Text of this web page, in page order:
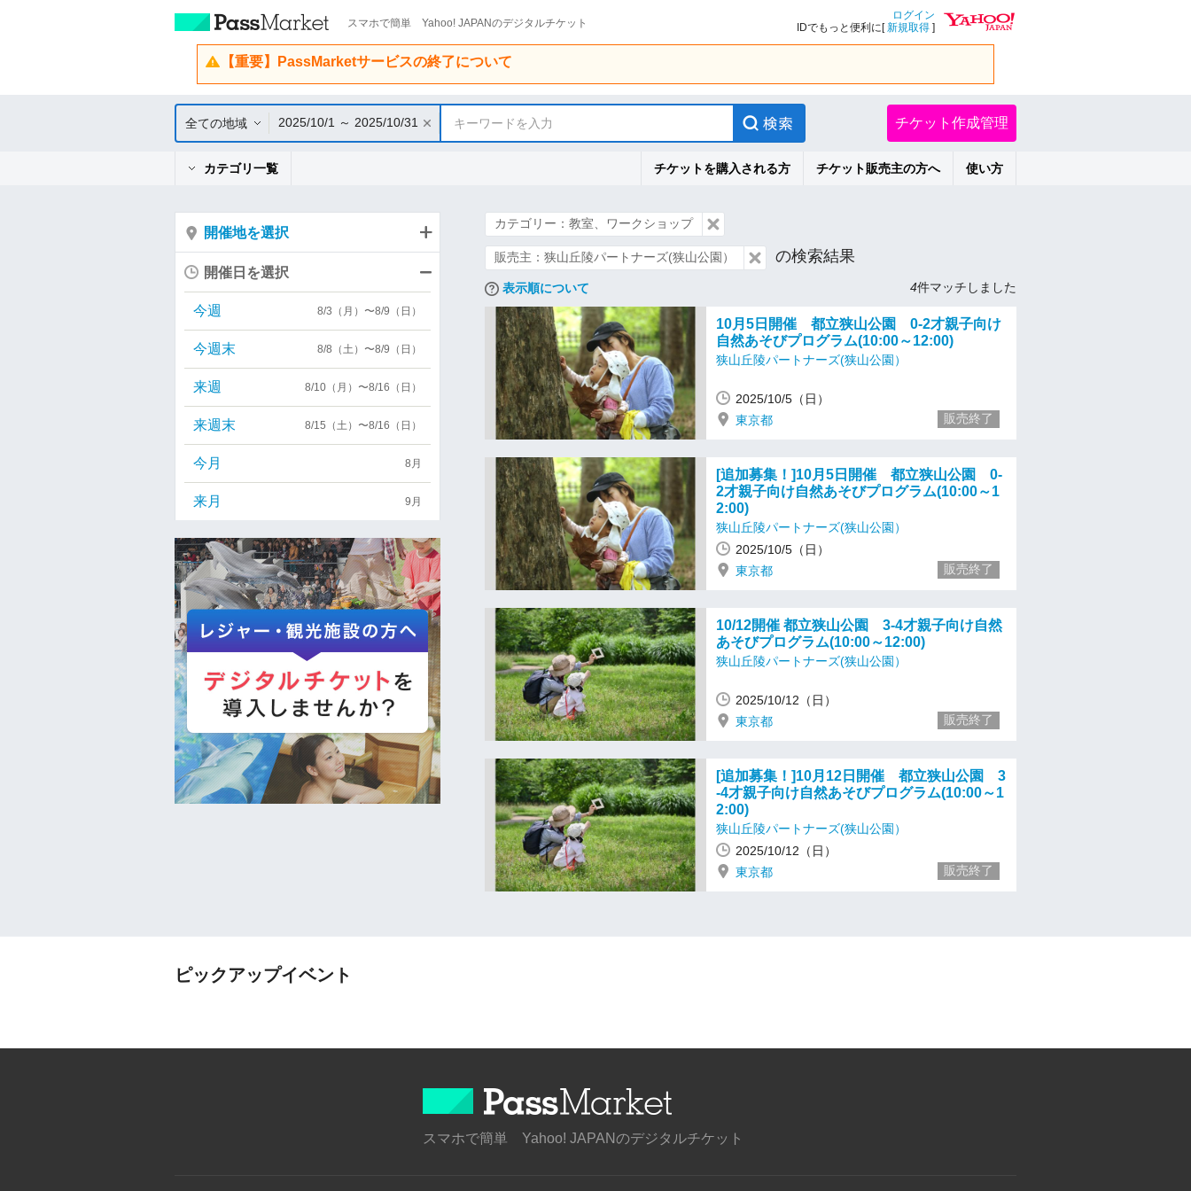
スマホで簡単 Yahoo! JAPANのデジタルチケット
ログイン
IDでもっと便利に[新規取得 ]
【重要】PassMarketサービスの終了について
全ての地域 2025/10/1 ～ 2025/10/31 キーワードを入力 チケット作成管理
カテゴリ一覧 チケットを購入される方 チケット販売主の方へ 使い方
カテゴリー：教室、ワークショップ
販売主：狭山丘陵パートナーズ(狭山公園） の検索結果
表示順について 4件マッチしました
10月5日開催 都立狭山公園 0-2才親子向け
自然あそびプログラム(10:00～12:00)
狭山丘陵パートナーズ(狭山公園）
2025/10/5（日）
東京都
販売終了
[追加募集！]10月5日開催 都立狭山公園 0-
2才親子向け自然あそびプログラム(10:00～1
2:00)
狭山丘陵パートナーズ(狭山公園）
2025/10/5（日）
東京都
販売終了
10/12開催 都立狭山公園 3-4才親子向け自然
あそびプログラム(10:00～12:00)
狭山丘陵パートナーズ(狭山公園）
2025/10/12（日）
東京都
販売終了
[追加募集！]10月12日開催 都立狭山公園 3
-4才親子向け自然あそびプログラム(10:00～1
2:00)
狭山丘陵パートナーズ(狭山公園）
2025/10/12（日）
東京都
販売終了
開催地を選択
開催日を選択
今週 8/3（月）〜8/9（日）
今週末 8/8（土）〜8/9（日）
来週 8/10（月）〜8/16（日）
来週末 8/15（土）〜8/16（日）
今月 8月
来月 9月
ピックアップイベント
スマホで簡単 Yahoo! JAPANのデジタルチケット